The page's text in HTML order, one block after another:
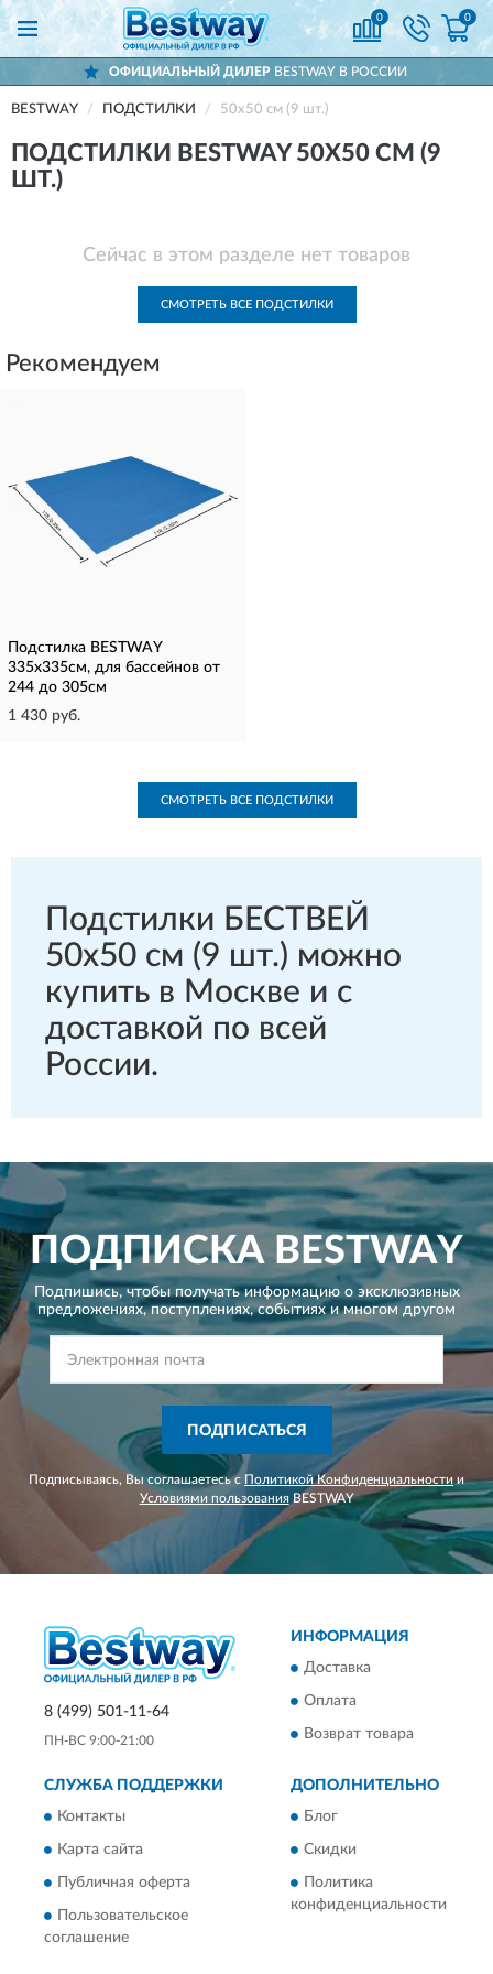
0 0
ОФИЦИАЛЬНЫЙ ДИЛЕР BESTWAY В РОССИИ
BESTWAY ПОДСТИЛКИ 50x50 см (9 шт.)
ПОДСТИЛКИ BESTWAY 50X50 СМ (9
ШТ.)
Сейчас в этом разделе нет товаров
СМОТРЕТЬ ВСЕ ПОДСТИЛКИ
Рекомендуем
Подстилка BESTWAY
335х335см, для бассейнов от
244 до 305см
1 430 руб.
СМОТРЕТЬ ВСЕ ПОДСТИЛКИ
Подстилки БЕСТВЕЙ
50x50 см (9 шт.) можно
купить в Москве и с
доставкой по всей
России.
ПОДПИСКАBESTWAY
Подпишись, чтобы получать информацию о эксклюзивных
предложениях,поступлениях, событиях и многом другом
ПОДПИСАТЬСЯ
Подписываясь, Вы соглашаетесь с Политикой Конфиденциальности и
Условиями пользованияBESTWAY
8 (499) 501-11-64
ПН-ВС 9:00-21:00
ИНФОРМАЦИЯ
Доставка
Оплата
Возврат товара
СЛУЖБА ПОДДЕРЖКИ
Контакты
Карта сайта
Публичная оферта
Пользовательское
соглашение
ДОПОЛНИТЕЛЬНО
Блог
Скидки
Политика
конфиденциальности